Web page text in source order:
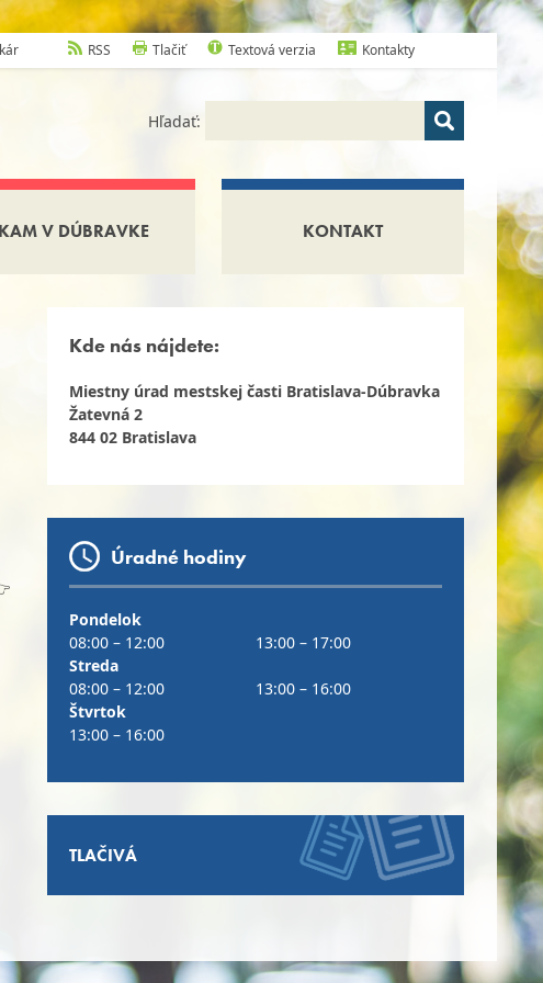
RSS Tlačiť Textová verzia Kontakty
Hľadať:
KAM V DÚBRAVKE KONTAKT
Kde nás nájdete:
Miestny úrad mestskej časti Bratislava-Dúbravka
Žatevná 2
844 02 Bratislava
Úradné hodiny
Pondelok
08:00 – 12:00
13:00 – 17:00
Streda
08:00 – 12:00
13:00 – 16:00
Štvrtok
13:00 – 16:00
TLAČIVÁ